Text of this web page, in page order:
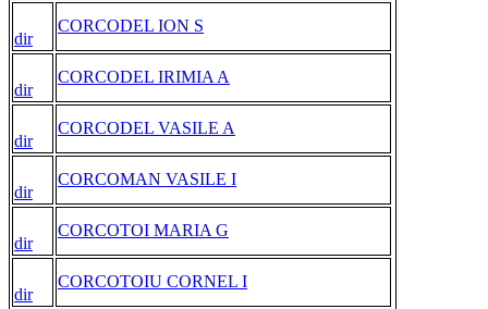
dir
CORCODEL ION S
dir
CORCODEL IRIMIA A
dir
CORCODEL VASILE A
dir
CORCOMAN VASILE I
dir
CORCOTOI MARIA G
dir
CORCOTOIU CORNEL I